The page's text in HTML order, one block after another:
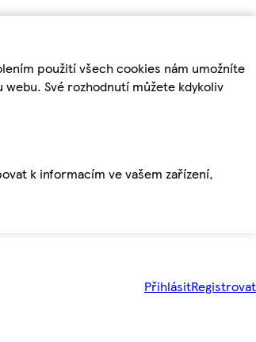
použití všech cookies nám umožníte
Své rozhodnutí můžete kdykoliv
k informacím ve vašem zařízení,
PřihlásitRegistrovat